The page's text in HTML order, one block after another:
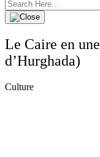
Le Caire en
d’Hurghada)
Culture